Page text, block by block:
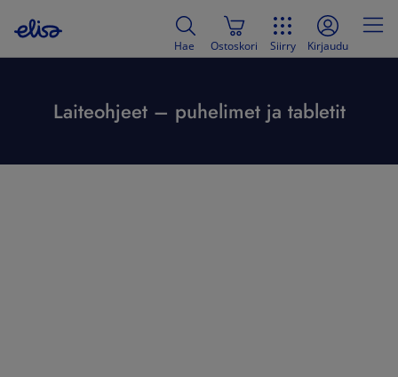
Hae Ostoskori Siirry Kirjaudu
Laiteohjeet – puhelimet ja tabletit